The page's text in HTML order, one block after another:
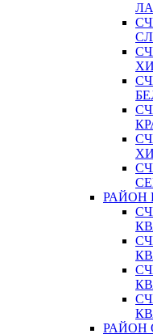
РАЙОН
РАЙОН